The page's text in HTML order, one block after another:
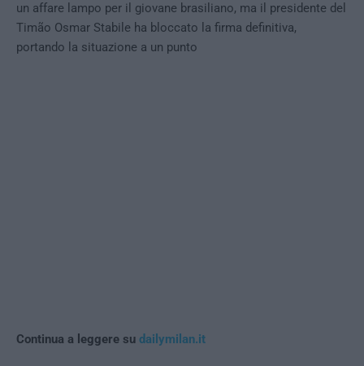
un affare lampo per il giovane brasiliano, ma il presidente del
Timão Osmar Stabile ha bloccato la firma definitiva,
portando la situazione a un punto
Continua a leggere su dailymilan.it